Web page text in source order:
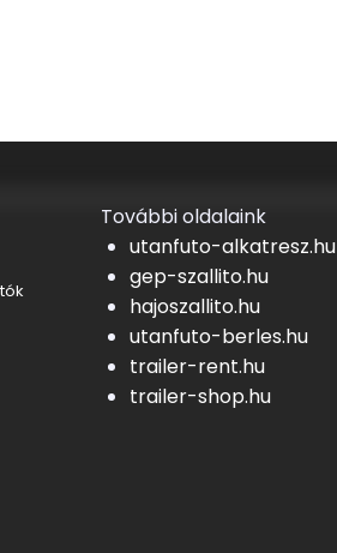
További oldalaink
utanfuto-alkatresz.hu
gep-szallito.hu
hajoszallito.hu
utanfuto-berles.hu
trailer-rent.hu
trailer-shop.hu